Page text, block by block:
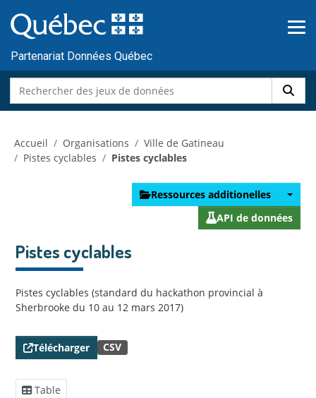
au
contenu
Partenariat Données Québec
Accueil Organisations
Ville de Gatineau
Pistes cyclables
Pistes cyclables
Ressources additionelles
API de données
Pistes cyclables
Pistes cyclables (standard du hackathon provincial à
Sherbrooke du 10 au 12 mars 2017)
Télécharger CSV
Table